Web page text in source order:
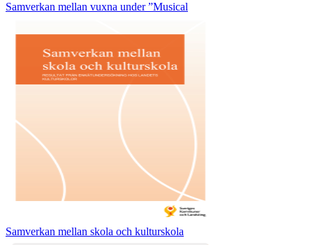
Samverkan mellan vuxna under ”Musical
Samverkan mellan skola och kulturskola